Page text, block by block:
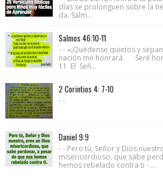
días se prolonguen sobre la
da. Salm...
Salmos 46:10-11
- - «¡Quédense quietos y
nación me honrará. Seré
11 El Señ...
2 Corintios 4: 7-10
- -
Daniel 9:9
- - Pero tú, Señor y Dios
misericordioso, que sabe
hemos rebelado contra ti - ...